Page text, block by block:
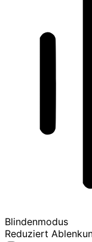
Blindenmodus
Reduziert